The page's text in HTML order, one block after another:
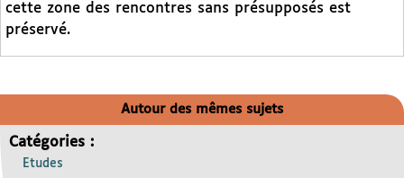
cette zone des rencontres sans présupposés est
préservé.
Autour des mêmes sujets
Catégories :
Etudes